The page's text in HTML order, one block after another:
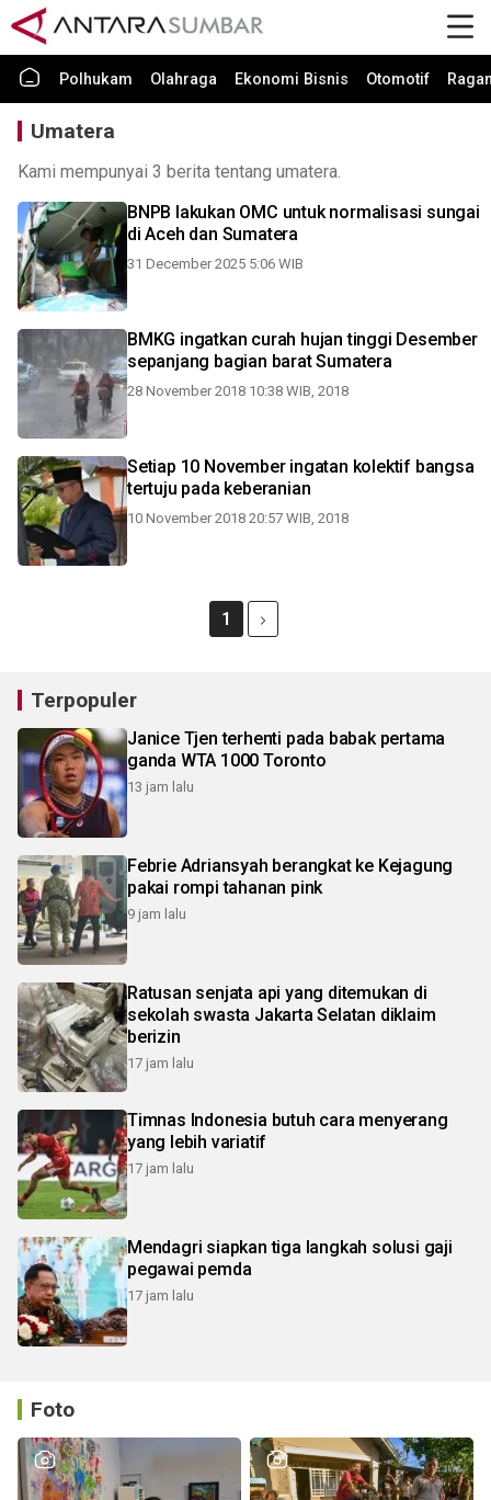
Polhukam Olahraga Ekonomi Bisnis Otomotif
Umatera
Kami mempunyai 3 berita tentang umatera.
BNPB lakukan OMC untuk normalisasi sungai
di Aceh dan Sumatera
31 December 2025 5:06 WIB
BMKG ingatkan curah hujan tinggi Desember
sepanjang bagian barat Sumatera
28 November 2018 10:38 WIB, 2018
Setiap 10 November ingatan kolektif bangsa
tertuju pada keberanian
10 November 2018 20:57 WIB, 2018
1
Terpopuler
Janice Tjen terhenti pada babak pertama
ganda WTA 1000 Toronto
13 jam lalu
Febrie Adriansyah berangkat ke Kejagung
pakai rompi tahanan pink
9 jam lalu
Ratusan senjata api yang ditemukan di
sekolah swasta Jakarta Selatan diklaim
berizin
17 jam lalu
Timnas Indonesia butuh cara menyerang
yang lebih variatif
17 jam lalu
Mendagri siapkan tiga langkah solusi gaji
pegawai pemda
17 jam lalu
Foto